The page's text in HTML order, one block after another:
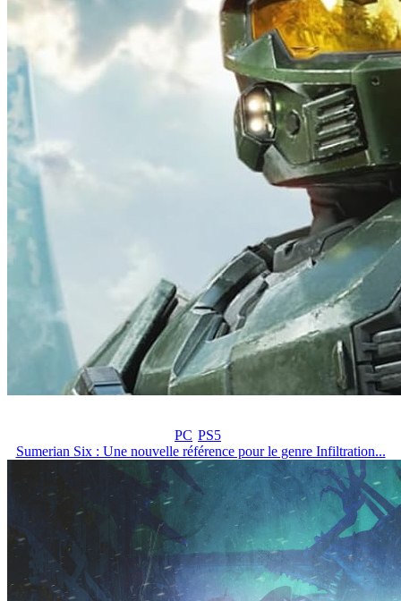
PC PS5
Sumerian Six : Une nouvelle référence pour le genre Infiltration...